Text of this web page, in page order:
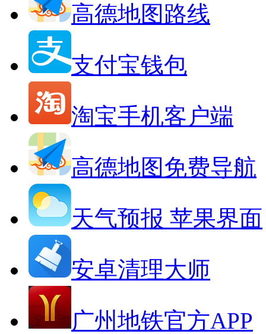
高德地图路线
支付宝钱包
淘宝手机客户端
高德地图免费导航
天气预报 苹果界面
安卓清理大师
广州地铁官方APP